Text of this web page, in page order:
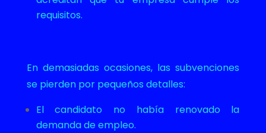
requisitos.
En demasiadas ocasiones, las subvenciones
se pierden por pequeños detalles:
El candidato no había renovado la
demanda de empleo.